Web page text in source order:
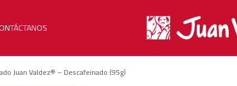
Juan Valdez® – Descafeinado (95g)